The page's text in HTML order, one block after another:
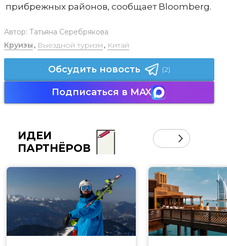
прибрежных районов, сообщает Bloomberg.
Автор: Татьяна Серебрякова
Круизы , Выездной туризм , Китай
Обсудить новость (2)
Подписаться в MAX
ИДЕИ
ПАРТНЁРОВ